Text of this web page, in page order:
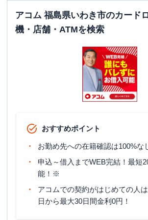
アコム 福島県いわき市のカード
機・店舗・ATMを検索
おすすめポイント
お勤め先への在籍確認は100%な
申込～借入までWEB完結！最短
能！※
アコムでの契約がはじめての人
日から最大30日間金利0円！